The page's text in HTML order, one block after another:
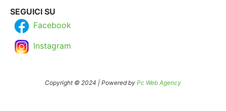
SEGUICI SU
Facebook
Instagram
Copyright © 2024 | Powered by Pc Web Agency